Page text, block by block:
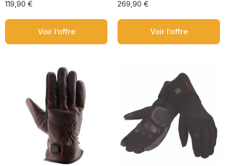
119,90 €
Voir l’offre
269,90 €
Voir l’offre